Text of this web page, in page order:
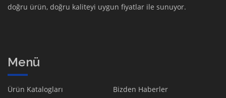
doğru ürün, doğru kaliteyi uygun fiyatlar ile sunuyor.
Menü
Ürün Katalogları
Bizden Haberler